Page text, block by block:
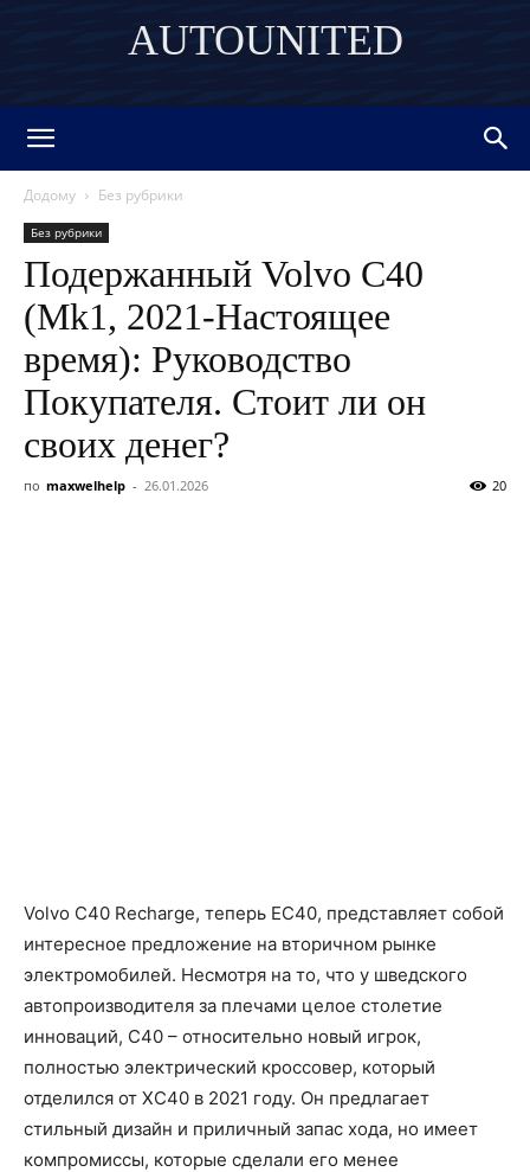
AUTOUNITED
Додому Без рубрики
Без рубрики
Подержанный Volvo C40
(Mk1, 2021-Настоящее
время): Руководство
Покупателя. Стоит ли он
своих денег?
по maxwelhelp - 26.01.2026 20
Volvo C40 Recharge, теперь EC40, представляет собой
интересное предложение на вторичном рынке
электромобилей. Несмотря на то, что у шведского
автопроизводителя за плечами целое столетие
инноваций, C40 – относительно новый игрок,
полностью электрический кроссовер, который
отделился от XC40 в 2021 году. Он предлагает
стильный дизайн и приличный запас хода, но имеет
компромиссы, которые сделали его менее